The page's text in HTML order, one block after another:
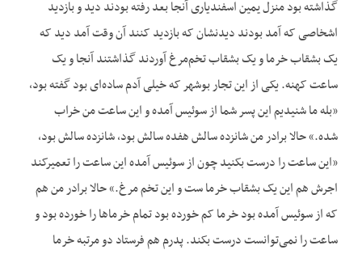
گذاشته بود منزل يمين اسفندیاری آنجا بعد رفته بودند دید و بازدید
اشخاصی که آمد بودند دیدنشان که بازدید کنند آن وقت آمد دید که
یک بشقاب خرما و یک بشقاب تخم‌مرغ آوردند گذاشتند آنجا و یک
ساعت کهنه. یکی از این تجار بوشهر که خیلی آدم ساده‌ای بود گفته بود،
«بله ما شنیدیم این پسر شما از سوئیس آمده و این ساعت من خراب
شده.» حالا برادر من شانزده سالش هفده سالش بود، شانزده سالش بود،
«این ساعت را درست بکنید چون از سوئیس آمده این ساعت را تعمیرکند
اجرش هم این یک بشقاب خرما ست و این تخم مرغ.» حالا برادر من هم
که از سوئیس آمده بود خرما کم خورده بود تمام خرما‌ها را خورده بود و
ساعت را نمی‌توانست درست بکند. پدرم هم فرستاد دو مرتبه خرما